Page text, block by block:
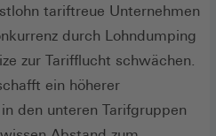
Fenster)
tariftreue Unternehmen
durch Lohndumping
zur Tarifflucht schwächen.
ein höherer
den unteren Tarifgruppen